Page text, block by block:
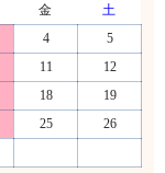
金
土
4
5
11
12
18
19
25
26